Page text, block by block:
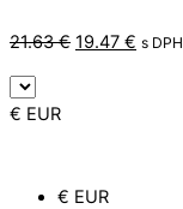
21.63€ Pôvodná
19.47 € s
€ EUR
€ EUR